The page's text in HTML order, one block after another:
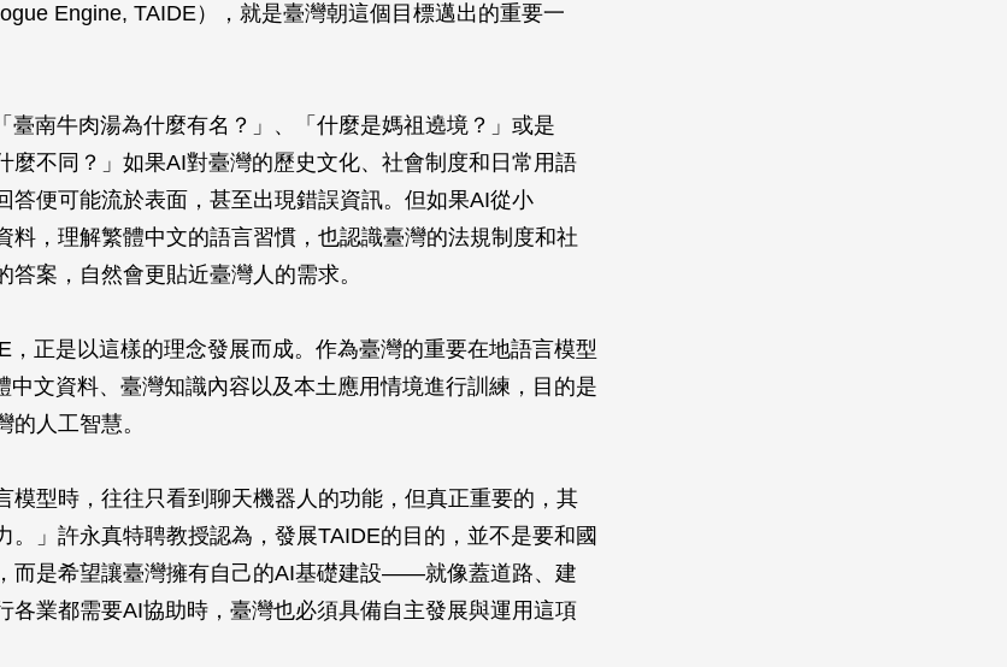
Engine, TAIDE），就是臺灣朝這個目標邁出的重要一
臺南牛肉湯為什麼有名？」、「什麼是媽祖遶境？」或是
麼不同？」如果AI對臺灣的歷史文化、社會制度和日常用語
答便可能流於表面，甚至出現錯誤資訊。但如果AI從小
料，理解繁體中文的語言習慣，也認識臺灣的法規制度和社
答案，自然會更貼近臺灣人的需求。
，正是以這樣的理念發展而成。作為臺灣的重要在地語言模型
中文資料、臺灣知識內容以及本土應用情境進行訓練，目的是
的人工智慧。
模型時，往往只看到聊天機器人的功能，但真正重要的，其
。」許永真特聘教授認為，發展TAIDE的目的，並不是要和國
而是希望讓臺灣擁有自己的AI基礎建設——就像蓋道路、建
各業都需要AI協助時，臺灣也必須具備自主發展與運用這項